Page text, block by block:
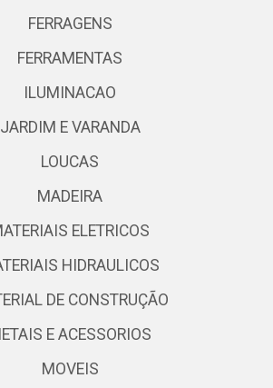
FERRAGENS
FERRAMENTAS
ILUMINACAO
JARDIM E VARANDA
LOUCAS
MADEIRA
ELETRICOS
HIDRAULICOS
DE CONSTRUÇÃO
E ACESSORIOS
MOVEIS